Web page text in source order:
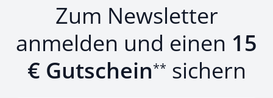
Zum Newsletter
anmelden und einen 15
€ Gutschein** sichern